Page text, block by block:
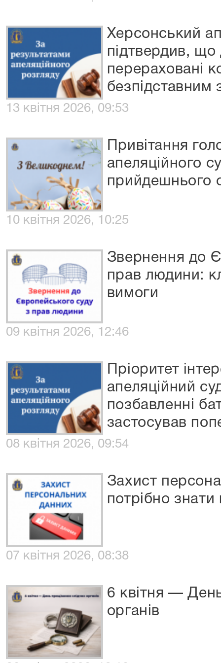
Херсонський
підтвердив, що
перераховані
безпідставним
13 квітня 2026, 09:53
Привітання
апеляційного
прийдешнього
10 квітня 2026, 10:25
Звернення до
прав людини:
вимоги
09 квітня 2026, 12:46
Пріоритет
апеляційний
позбавленні
застосував
08 квітня 2026, 09:54
Захист
потрібно
07 квітня 2026, 08:38
6 квітня —
органів